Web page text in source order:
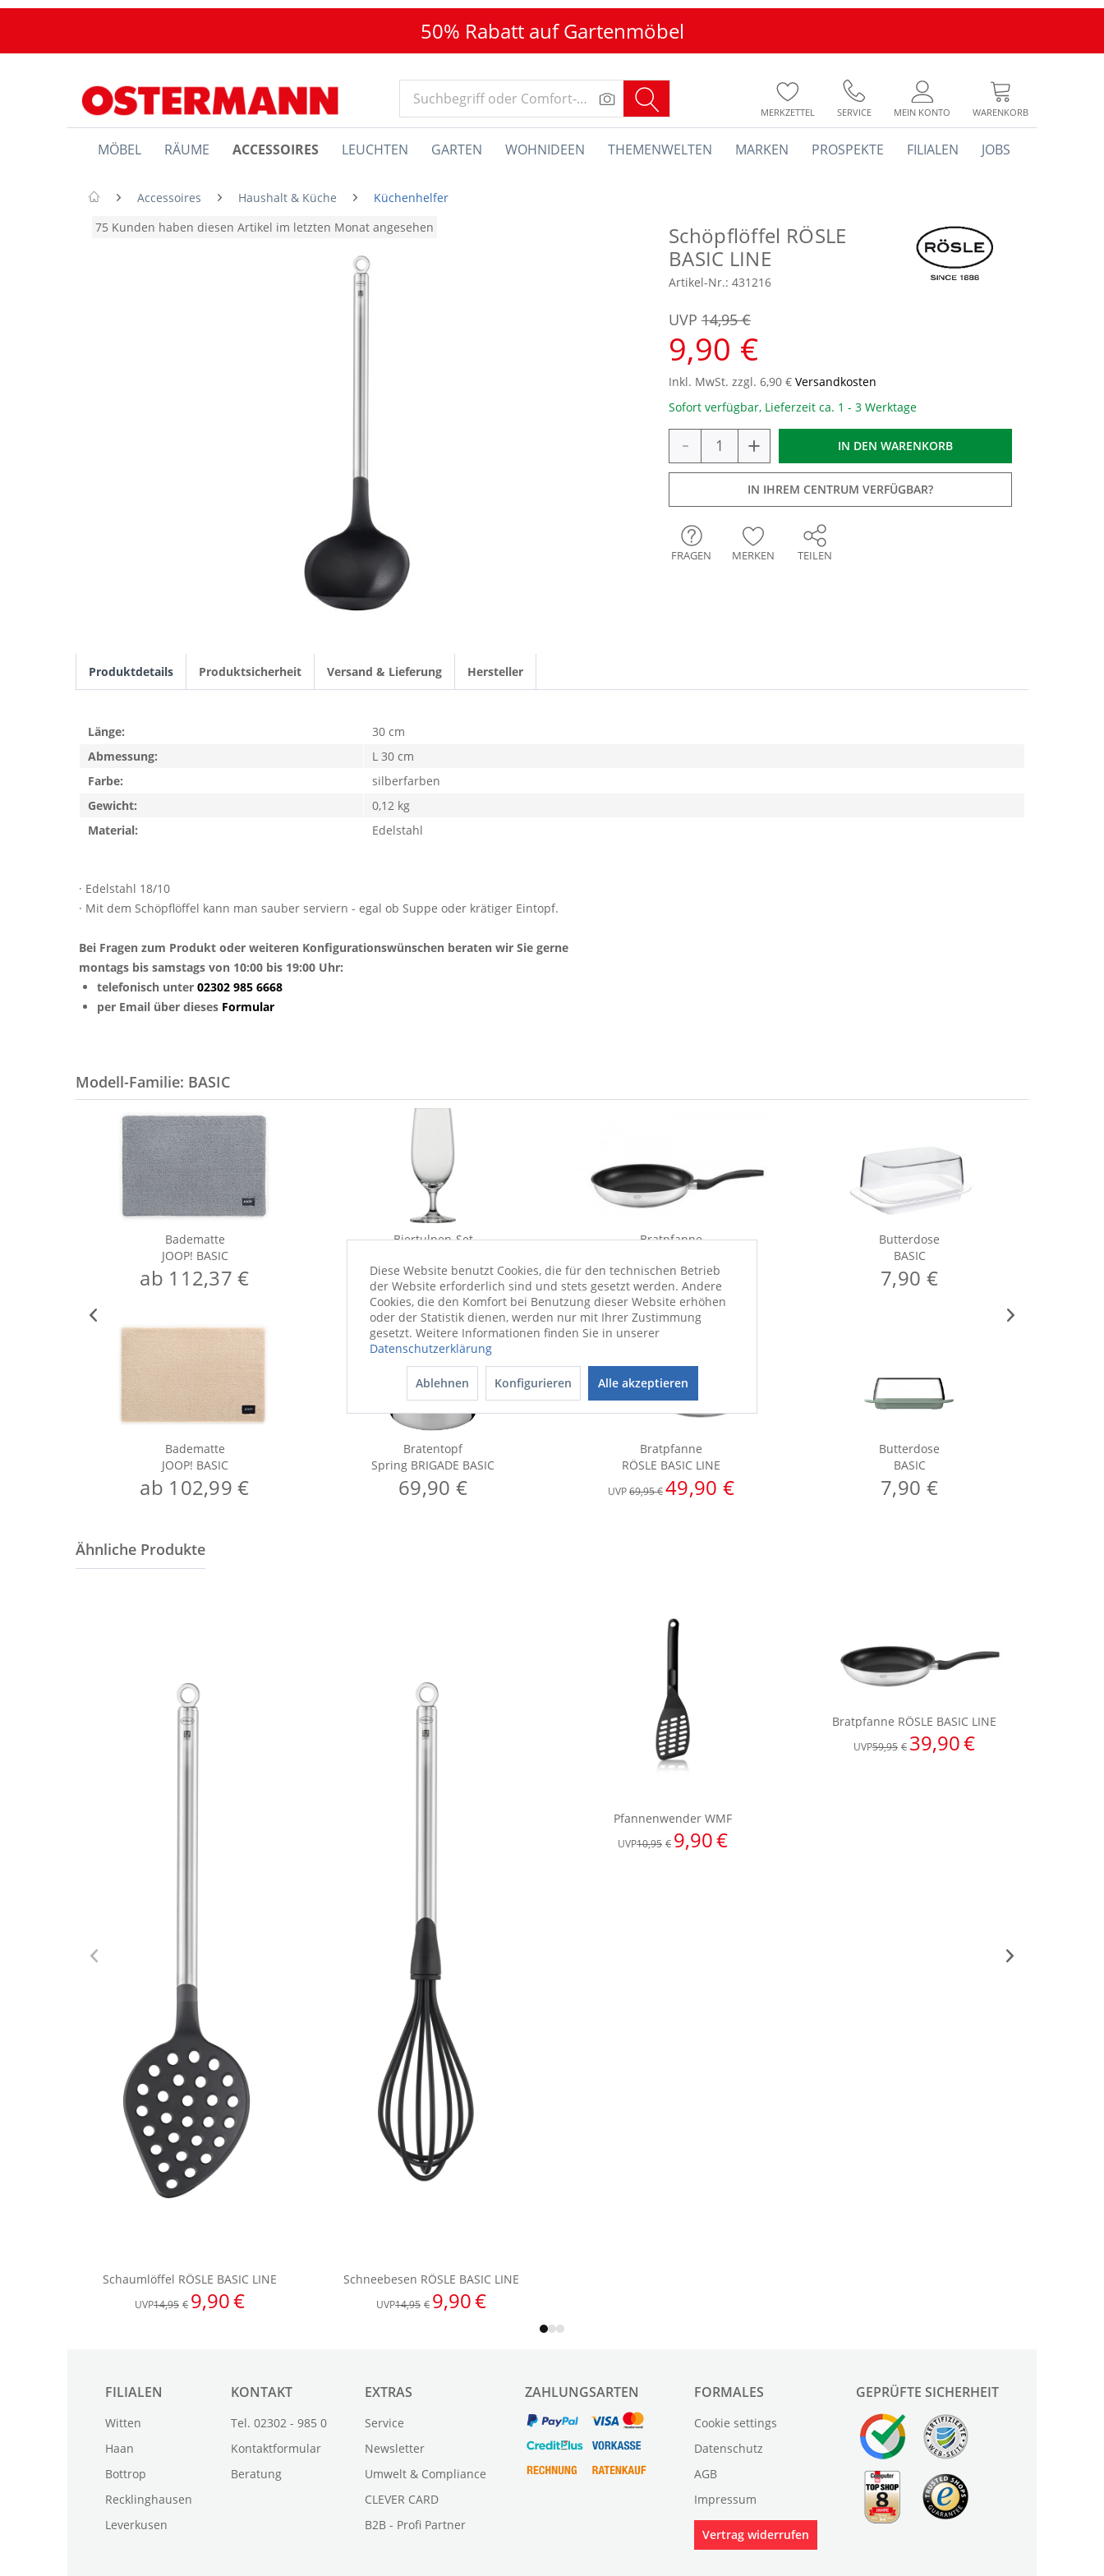
50% Rabatt auf Gartenmöbel
MERKZETTEL SERVICE MEIN KONTO WARENKORB
MÖBEL RÄUME ACCESSOIRES LEUCHTEN GARTEN WOHNIDEEN THEMENWELTEN MARKEN PROSPEKTE FILIALEN JOBS
Accessoires Haushalt & Küche
Küchenhelfer
75 Kunden haben diesen Artikel im letzten Monat angesehen
Schöpflöffel RÖSLE
BASIC LINE
Artikel-Nr.: 431216
9,90 €
UVP 14,95 €
Inkl. MwSt. zzgl. 6,90 € Versandkosten
Sofort verfügbar, Lieferzeit ca. 1 - 3 Werktage
- + IN DEN WARENKORB
IN IHREM CENTRUM VERFÜGBAR?
FRAGEN MERKEN TEILEN
Produktdetails Produktsicherheit Versand & Lieferung Hersteller
· Edelstahl 18/10
· Mit dem Schöpflöffel kann man sauber serviern - egal ob Suppe oder krätiger Eintopf.
Bei Fragen zum Produkt oder weiteren Konfigurationswünschen beraten wir Sie gerne
montags bis samstags von 10:00 bis 19:00 Uhr:
telefonisch unter 02302 985 6668
per Email über dieses Formular
Länge:
30 cm
Abmessung:
L 30 cm
Farbe:
silberfarben
Gewicht:
0,12 kg
Material:
Edelstahl
Modell-Familie: BASIC
Badematte
JOOP! BASIC
ab 112,37 €
Badematte
JOOP! BASIC
ab 102,99 €
Biertulpen-Set
16,90 €
Bratentopf
Spring BRIGADE BASIC
69,90 €
Bratpfanne
UVP59,95 €39,90 €
Bratpfanne
RÖSLE BASIC LINE
UVP69,95 €49,90 €
Butterdose
BASIC
7,90 €
Butterdose
BASIC
7,90 €
FILIALEN
Witten
Haan
Bottrop
Recklinghausen
Leverkusen
KONTAKT
Tel. 02302 - 985 0
Kontaktformular
Beratung
EXTRAS
Service
Newsletter
Umwelt & Compliance
CLEVER CARD
B2B - Profi Partner
ZAHLUNGSARTEN FORMALES
Cookie settings
Datenschutz
AGB
Impressum
Vertrag widerrufen
GEPRÜFTE SICHERHEIT
Diese Website benutzt Cookies, die für den technischen Betrieb
der Website erforderlich sind und stets gesetzt werden. Andere
Cookies, die den Komfort bei Benutzung dieser Website erhöhen
oder der Statistik dienen, werden nur mit Ihrer Zustimmung
gesetzt. Weitere Informationen finden Sie in unserer
Datenschutzerklärung
Ablehnen Konfigurieren Alle akzeptieren